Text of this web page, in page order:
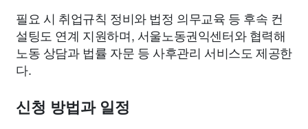
필요 시 취업규칙 정비와 법정 의무교육 등 후속 컨
설팅도 연계 지원하며, 서울노동권익센터와 협력해
노동 상담과 법률 자문 등 사후관리 서비스도 제공한
다.
신청 방법과 일정